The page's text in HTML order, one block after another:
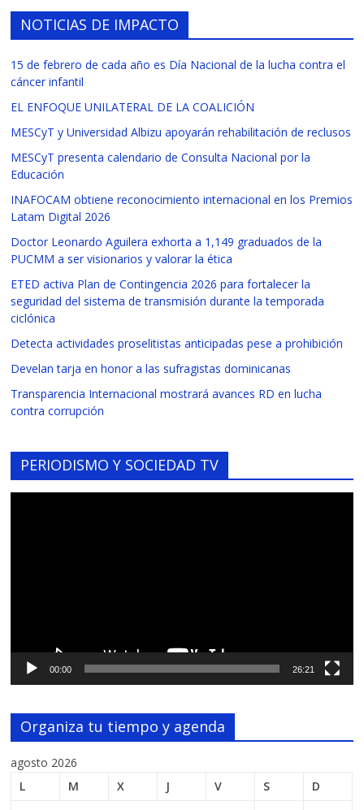
NOTICIAS DE IMPACTO
15 de febrero de cada año es Día Nacional de la lucha contra el
cáncer infantil
EL ENFOQUE UNILATERAL DE LA COALICIÓN
MESCyT y Universidad Albizu apoyarán rehabilitación de reclusos
MESCyT presenta calendario de Consulta Nacional por la
Educación
INAFOCAM obtiene reconocimiento internacional en los Premios
Latam Digital 2026
Doctor Leonardo Aguilera exhorta a 1,149 graduados de la
PUCMM a ser visionarios y valorar la ética
ETED activa Plan de Contingencia 2026 para fortalecer la
seguridad del sistema de transmisión durante la temporada
ciclónica
Detecta actividades proselitistas anticipadas pese a prohibición
Develan tarja en honor a las sufragistas dominicanas
Transparencia Internacional mostrará avances RD en lucha
contra corrupción
PERIODISMO Y SOCIEDAD TV
00:00 26:21
Organiza tu tiempo y agenda
agosto 2026
L
M X J V S
D